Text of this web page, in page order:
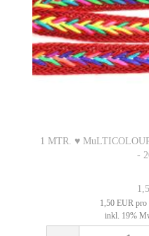
1 MTR. ♥
-
1,50 EUR
inkl. 19%